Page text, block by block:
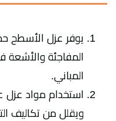
يوفر عزل الأسطح
المفاجئة والأشعة
المباني.
استخدام مواد عزل
ويقلل من تكاليف